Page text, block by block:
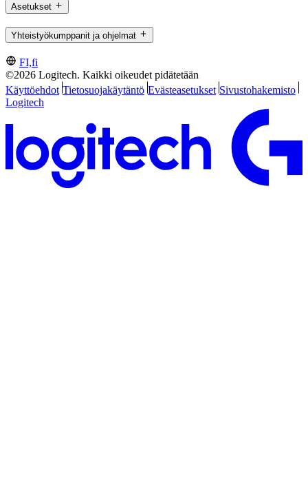
Asetukset
Yhteistyökumppanit ja ohjelmat
FI,fi
©2026 Logitech. Kaikki oikeudet pidätetään
Käyttöehdot Tietosuojakäytäntö Evästeasetukset Sivustohakemisto
Logitech